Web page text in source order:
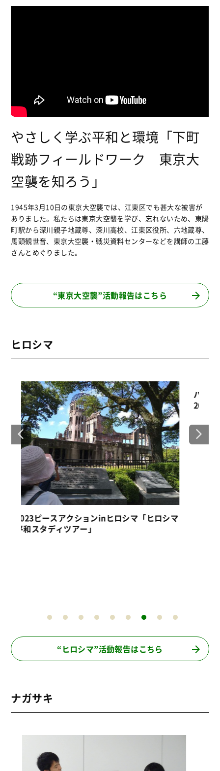
やさしく学ぶ平和と環境「下町
戦跡フィールドワーク 東京大
空襲を知ろう」
1945年3月10日の東京大空襲では、江東区でも甚大な被害が
ありました。私たちは東京大空襲を学び、忘れないため、東陽
町駅から深川親子地蔵尊、深川高校、江東区役所、六地蔵尊、
馬頭観世音、東京大空襲・戦災資料センターなどを講師の工藤
さんとめぐりました。
“東京大空襲”活動報告はこちら
ヒロシマ
パルシステム東京「広島平和スタディツアー
2022」―― 継承そして核なき世界への挑戦
“ヒロシマ”活動報告はこちら
ナガサキ